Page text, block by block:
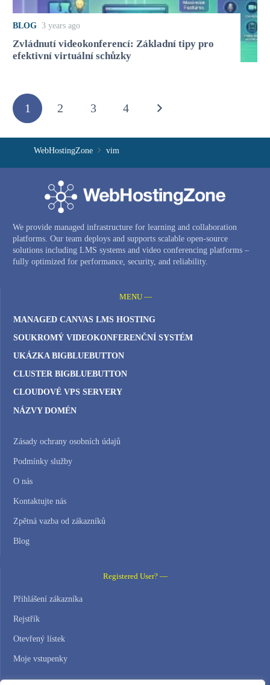
BLOG 3 years ago
Zvládnutí videokonferencí: Základní tipy pro
efektivní virtuální schůzky
1 2 3 4
WebHostingZone vim
We provide managed infrastructure for learning and collaboration
platforms. Our team deploys and supports scalable open-source
solutions including LMS systems and video conferencing platforms –
fully optimized for performance, security, and reliability.
MENU —
MANAGED CANVAS LMS HOSTING
SOUKROMÝ VIDEOKONFERENČNÍ SYSTÉM
UKÁZKA BIGBLUEBUTTON
CLUSTER BIGBLUEBUTTON
CLOUDOVÉ VPS SERVERY
NÁZVY DOMÉN
Zásady ochrany osobních údajů
Podmínky služby
O nás
Kontaktujte nás
Zpětná vazba od zákazníků
Blog
Registered User? —
Přihlášení zákazníka
Rejstřík
Otevřený lístek
Moje vstupenky